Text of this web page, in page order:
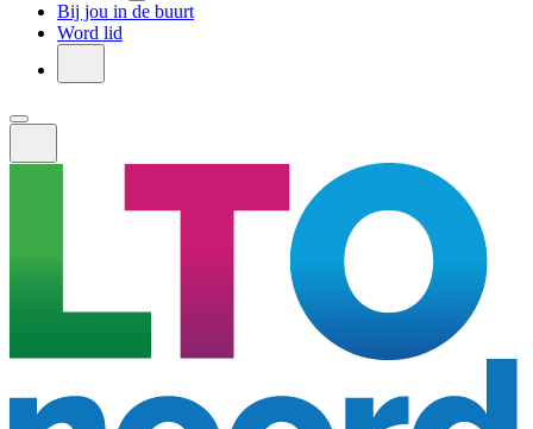
Bij jou in de buurt
Word lid